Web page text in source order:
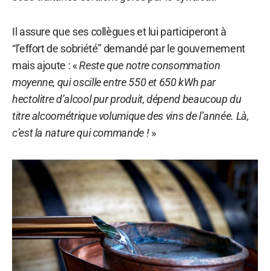
Il assure que ses collègues et lui participeront à
“l’effort de sobriété” demandé par le gouvernement
mais ajoute : «Reste que notre consommation
moyenne, qui oscille entre 550 et 650 kWh par
hectolitre d’alcool pur produit, dépend beaucoup du
titre alcoométrique volumique des vins de l’année. Là,
c’est la nature qui commande !»